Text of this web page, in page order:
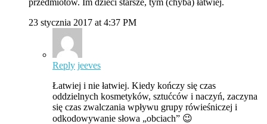
23 stycznia 2017 at 4:37 PM
Reply jeeves
Łatwiej i nie łatwiej. Kiedy kończy się czas
oddzielnych kosmetyków, sztućców i naczyń, zaczyna
się czas zwalczania wpływu grupy rówieśniczej i
odkodowywanie słowa „obciach” 😉